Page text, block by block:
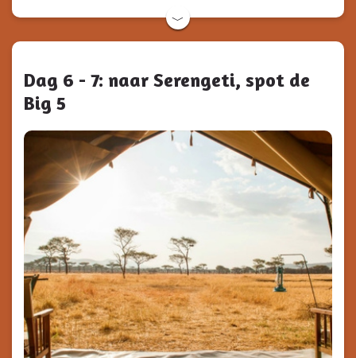
﹀
Dag 6 - 7: naar Serengeti, spot de
Big 5